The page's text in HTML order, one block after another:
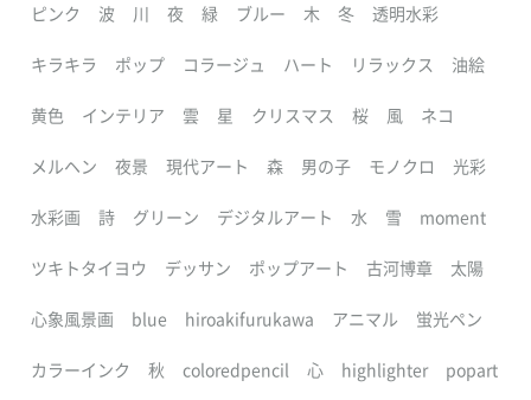
ピンク 波 川 夜 緑 ブルー 木 冬 透明水彩
キラキラ ポップ コラージュ ハート リラックス 油絵
黄色 インテリア 雲 星 クリスマス 桜 風 ネコ
メルヘン 夜景 現代アート 森 男の子 モノクロ 光彩
水彩画 詩 グリーン デジタルアート 水 雪 moment
ツキトタイヨウ デッサン ポップアート 古河博章 太陽
心象風景画 blue hiroakifurukawa アニマル 蛍光ペン
カラーインク 秋 coloredpencil 心 highlighter popart